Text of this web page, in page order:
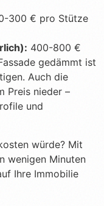
300 € pro Stütze
400-800 €
gedämmt ist
Auch die
Preis nieder –
und
würde? Mit
wenigen Minuten
Ihre Immobilie